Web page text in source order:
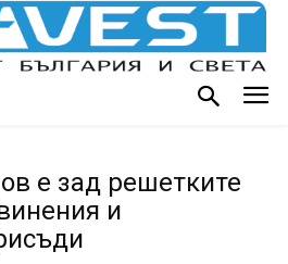
е зад решетките
и